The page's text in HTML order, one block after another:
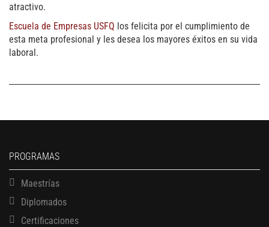
atractivo.
Escuela de Empresas USFQ los felicita por el cumplimiento de
esta meta profesional y les desea los mayores éxitos en su vida
laboral.
PROGRAMAS
Maestrías
Diplomados
Certificaciones